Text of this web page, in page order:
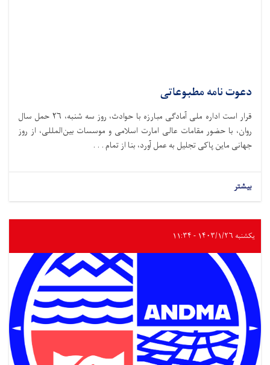
دعوت نامه مطبوعاتی
قرار است اداره ملی آمادگی مبارزه با حوادث،‌ روز سه شنبه، ۲۶ حمل سال
روان، با حضور مقامات عالی امارت اسلامی و موسسات بین‌المللی، از روز
جهانی ماین پاکی تجلیل به عمل آورد، بنا از تمام . . .
بیشتر
یکشنبه ۱۴۰۳/۱/۲۶ - ۱۱:۳۴